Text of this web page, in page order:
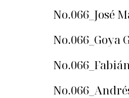
No.066_José
No.066_Goya